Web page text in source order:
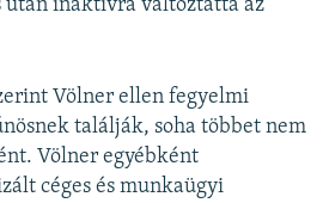
után inaktívra változtatta az
Völner ellen fegyelmi
találják, soha többet nem
Völner egyébként
céges és munkaügyi